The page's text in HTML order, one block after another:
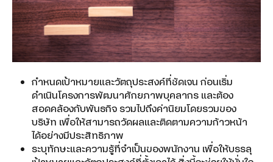
กำหนดเป้าหมายและวัตถุประสงค์ที่ชัดเจน ก่อนเริ่ม
ดำเนินโครงการพัฒนาศักยภาพบุคลากร และต้อง
สอดคล้องกับพันธกิจ รวมไปถึงค่านิยมโดยรวมของ
บริษัท เพื่อให้สามารถวัดผลและติดตามความก้าวหน้า
ได้อย่างมีประสิทธิภาพ
ระบุทักษะและความรู้ที่จำเป็นของพนักงาน เพื่อให้บรรลุ